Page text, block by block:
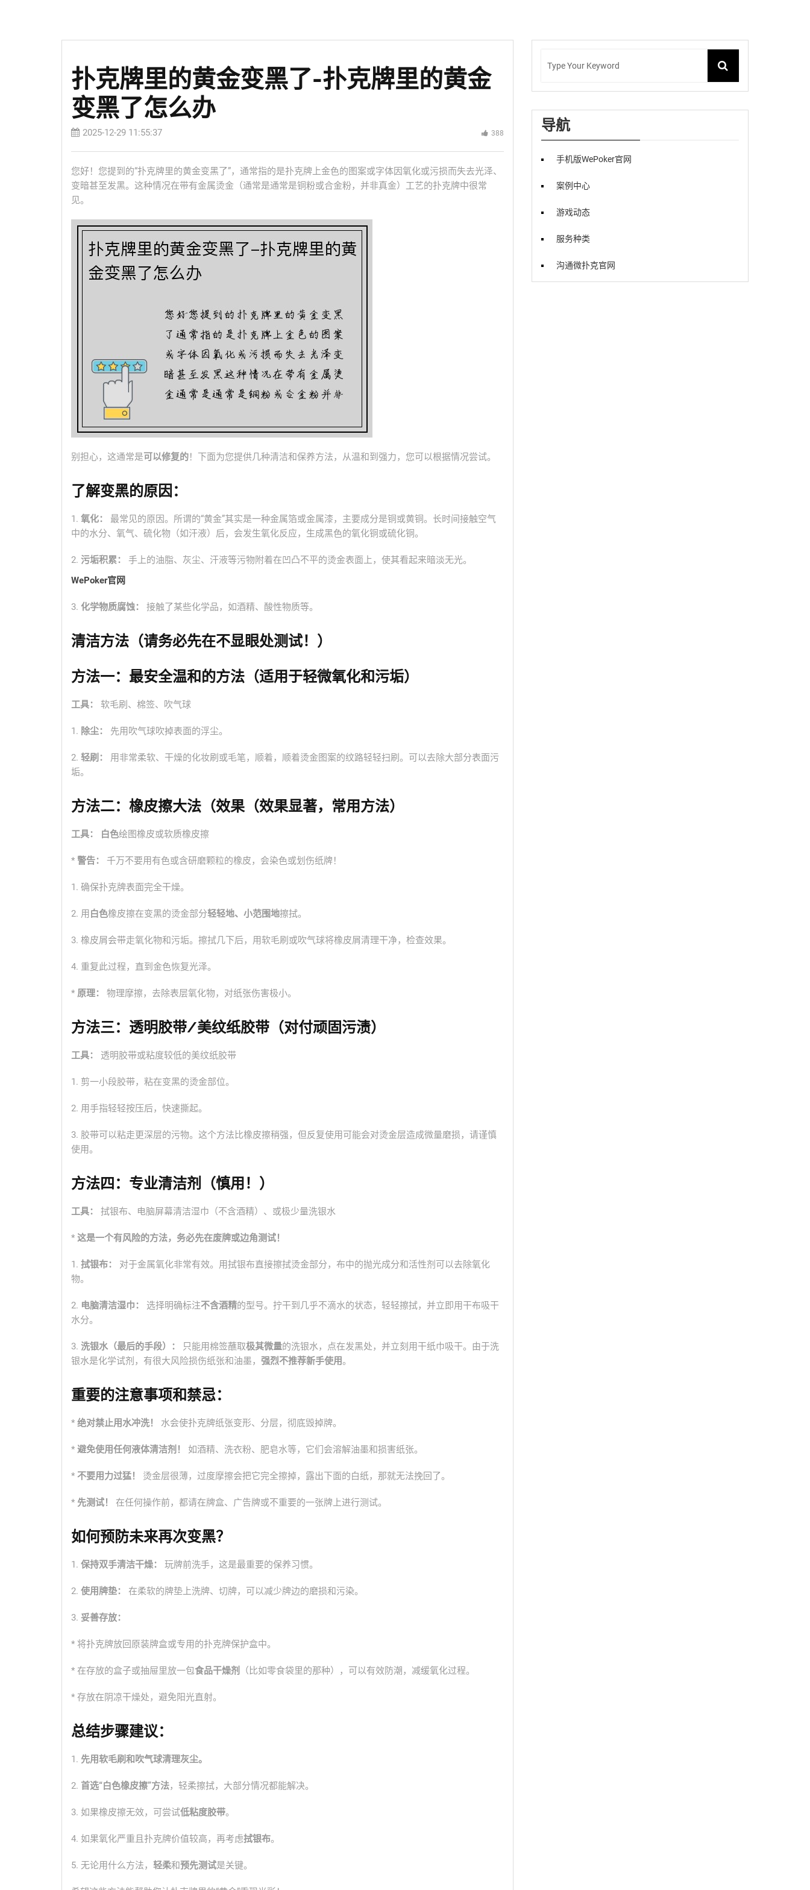
扑克牌里的黄金变黑了-扑克牌里的黄金
变黑了怎么办
2025-12-29 11:55:37 388
您好！您提到的“扑克牌里的黄金变黑了”，通常指的是扑克牌上金色的图案或字体因氧化或污损而失去光泽、
变暗甚至发黑。这种情况在带有金属烫金（通常是通常是铜粉或合金粉，并非真金）工艺的扑克牌中很常
见。
别担心，这通常是可以修复的！下面为您提供几种清洁和保养方法，从温和到强力，您可以根据情况尝试。
了解变黑的原因：
1. 氧化：
最常见的原因。所谓的“黄金”其实是一种金属箔或金属漆，主要成分是铜或黄铜。长时间接触空气
中的水分、氧气、硫化物（如汗液）后，会发生氧化反应，生成黑色的氧化铜或硫化铜。
2. 污垢积累：
手上的油脂、灰尘、汗液等污物附着在凹凸不平的烫金表面上，使其看起来暗淡无光。
WePoker官网
3. 化学物质腐蚀： 接触了某些化学品，如酒精、酸性物质等。
清洁方法（请务必先在不显眼处测试！）
方法一：最安全温和的方法（适用于轻微氧化和污垢）
工具： 软毛刷、棉签、吹气球
1. 除尘： 先用吹气球吹掉表面的浮尘。
2. 轻刷：
用非常柔软、干燥的化妆刷或毛笔，顺着，顺着烫金图案的纹路轻轻扫刷。可以去除大部分表面污
垢。
方法二：橡皮擦大法（效果（效果显著，常用方法）
工具： 白色绘图橡皮或软质橡皮擦
* 警告： 千万不要用有色或含研磨颗粒的橡皮，会染色或划伤纸牌！
1. 确保扑克牌表面完全干燥。
2. 用 白色橡皮擦在变黑的烫金部分轻轻地、小范围地擦拭。
3. 橡皮屑会带走氧化物和污垢。擦拭几下后，用软毛刷或吹气球将橡皮屑清理干净，检查效果。
4. 重复此过程，直到金色恢复光泽。
* 原理： 物理摩擦，去除表层氧化物，对纸张伤害极小。
方法三：透明胶带/美纹纸胶带（对付顽固污渍）
工具： 透明胶带或粘度较低的美纹纸胶带
1. 剪一小段胶带，粘在变黑的烫金部位。
2. 用手指轻轻按压后，快速撕起。
3. 胶带可以粘走更深层的污物。这个方法比橡皮擦稍强，但反复使用可能会对烫金层造成微量磨损，请谨慎
使用。
方法四：专业清洁剂（慎用！）
工具： 拭银布、电脑屏幕清洁湿巾（不含酒精）、或极少量洗银水
* 这是一个有风险的方法，务必先在废牌或边角测试！
1. 拭银布：
对于金属氧化非常有效。用拭银布直接擦拭烫金部分，布中的抛光成分和活性剂可以去除氧化
物。
2. 电脑清洁湿巾： 选择明确标注不含酒精的型号。拧干到几乎不滴水的状态，轻轻擦拭，并立即用干布吸干
水分。
3. 洗银水（最后的手段）： 只能用棉签蘸取极其微量的洗银水，点在发黑处，并立刻用干纸巾吸干。由于洗
银水是化学试剂，有很大风险损伤纸张和油墨， 强烈不推荐新手使用。
重要的注意事项和禁忌：
* 绝对禁止用水冲洗！ 水会使扑克牌纸张变形、分层，彻底毁掉牌。
* 避免使用任何液体清洁剂！ 如酒精、洗衣粉、肥皂水等，它们会溶解油墨和损害纸张。
* 不要用力过猛！ 烫金层很薄，过度摩擦会把它完全擦掉，露出下面的白纸，那就无法挽回了。
* 先测试！ 在任何操作前，都请在牌盒、广告牌或不重要的一张牌上进行测试。
如何预防未来再次变黑？
1. 保持双手清洁干燥： 玩牌前洗手，这是最重要的保养习惯。
2. 使用牌垫： 在柔软的牌垫上洗牌、切牌，可以减少牌边的磨损和污染。
3. 妥善存放：
* 将扑克牌放回原装牌盒或专用的扑克牌保护盒中。
* 在存放的盒子或抽屉里放一包食品干燥剂 （比如零食袋里的那种），可以有效防潮，减缓氧化过程。
* 存放在阴凉干燥处，避免阳光直射。
总结步骤建议：
1. 先用软毛刷和吹气球清理灰尘。
2. 首选“白色橡皮擦”方法，轻柔擦拭，大部分情况都能解决。
3. 如果橡皮擦无效，可尝试低粘度胶带。
4. 如果氧化严重且扑克牌价值较高，再考虑拭银布。
5. 无论用什么方法， 轻柔和预先测试是关键。
导航
手机版WePoker官网
案例中心
游戏动态
服务种类
沟通微扑克官网